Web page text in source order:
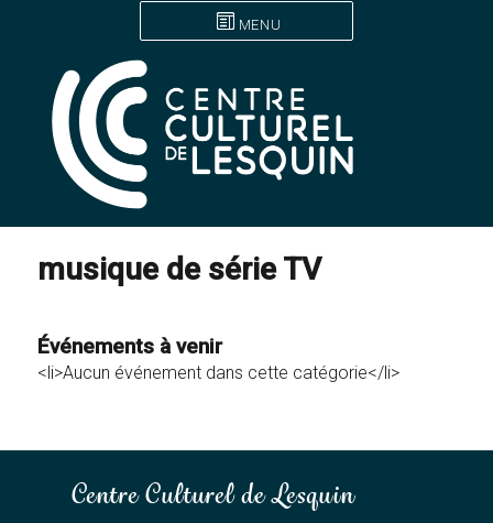
MENU
musique de série TV
Événements à venir
<li>Aucun événement dans cette catégorie</li>
Centre Culturel de Lesquin